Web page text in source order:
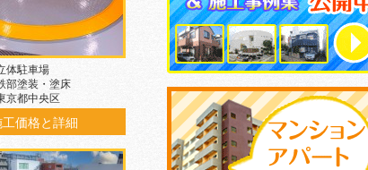
体駐車場
部塗装・塗床
京都中央区
工価格と詳細